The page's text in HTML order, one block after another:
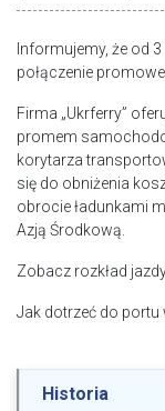
Informujemy, że od
połączenie
Firma „Ukrferry”
promem
korytarza
się do obniżenia
obrocie ładunkami
Azją Środkową.
Zobacz rozkład
Jak dotrzeć do
Historia